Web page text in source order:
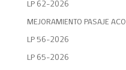
LP 62-2026
MEJORAMIENTO PASAJE
LP 56-2026
LP 65-2026